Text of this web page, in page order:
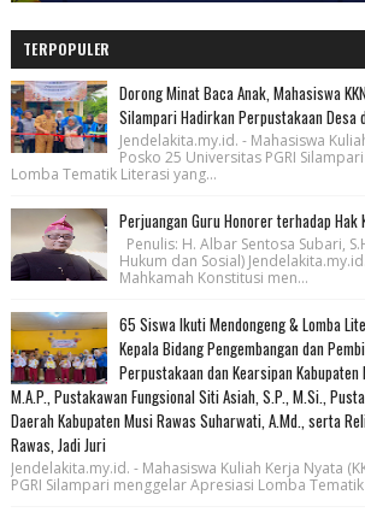
TERPOPULER
Dorong Minat Baca Anak, Mahasiswa
Silampari Hadirkan Perpustakaan Desa
Jendelakita.my.id. - Mahasiswa
Posko 25 Universitas PGRI
Lomba Tematik Literasi yang...
Perjuangan Guru Honorer terhadap Hak
Penulis: H. Albar Sentosa Subari,
Hukum dan Sosial)
Mahkamah Konstitusi men...
65 Siswa Ikuti Mendongeng & Lomba
Kepala Bidang Pengembangan dan
Perpustakaan dan Kearsipan Kabupaten
M.A.P., Pustakawan Fungsional Siti Asiah, S.P., M.Si.,
Daerah Kabupaten Musi Rawas Suharwati, A.Md., serta
Rawas, Jadi Juri
Jendelakita.my.id. - Mahasiswa Kuliah Kerja Nyata
PGRI Silampari menggelar Apresiasi Lomba